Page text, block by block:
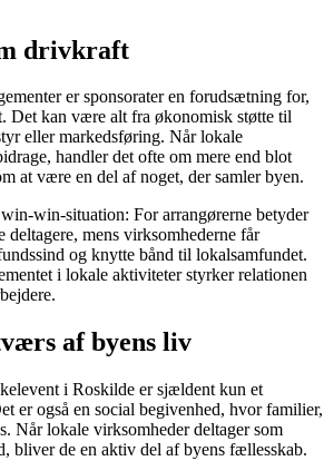
drivkraft
er sponsorater en forudsætning for,
Det kan være alt fra økonomisk støtte til
eller markedsføring. Når lokale
handler det ofte om mere end blot
at være en del af noget, der samler byen.
win-win-situation: For arrangørerne betyder
deltagere, mens virksomhederne får
og knytte bånd til lokalsamfundet.
i lokale aktiviteter styrker relationen
af byens liv
i Roskilde er sjældent kun et
er også en social begivenhed, hvor familier,
Når lokale virksomheder deltager som
bliver de en aktiv del af byens fællesskab.